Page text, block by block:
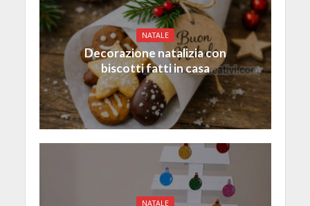
NATALE
Decorazione natalizia con
biscotti fatti in casa
NATALE